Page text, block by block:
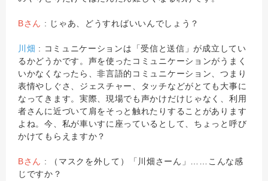
Bさん : じゃあ、どうすればいいんでしょう？
川畑 : コミュニケーションは「受信と送信」が成立してい
るかどうかです。声を使ったコミュニケーションがうまく
いかなくなったら、非言語的コミュニケーション、つまり
表情やしぐさ、ジェスチャー、タッチなどがとても大事に
なってきます。実際、現場でも声かけだけじゃなく、利用
者さんに近づいて肩をそっと触れたりすることがあります
よね。今、私が車いすに座っているとして、ちょっと呼び
かけてもらえますか？
Bさん : （マスクを外して）「川畑さーん」……こんな感
じですか？